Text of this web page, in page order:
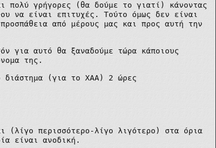
πολύ γρήγορες ( θα δούμε το γιατί) κάνοντας
να είναι επιτυχές. Τούτο όμως δεν είναι
από μέρους μας και προς αυτή την
για αυτό θα ξαναδούμε τώρα κάποιους
της.
διάστημα (για το ΧΑΑ) 2 ώρες
(λίγο περισσότερο-λίγο λιγότερο) στα όρια
είναι ανοδική.